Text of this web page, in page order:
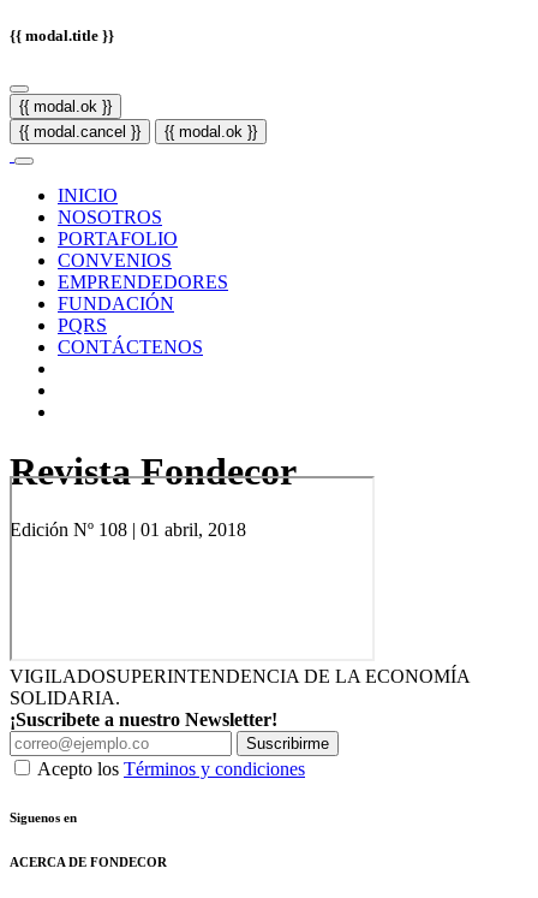
{{ modal.title }}
{{ modal.ok }}
{{ modal.cancel }}
{{ modal.ok }}
INICIO
NOSOTROS
PORTAFOLIO
CONVENIOS
EMPRENDEDORES
FUNDACIÓN
PQRS
CONTÁCTENOS
Revista Fondecor
Edición Nº 108 | 01 abril, 2018
VIGILADOSUPERINTENDENCIA DE LA ECONOMÍA
SOLIDARIA.
¡Suscribete a nuestro Newsletter!
Suscribirme
Acepto los Términos y condiciones
Siguenos en
ACERCA DE FONDECOR